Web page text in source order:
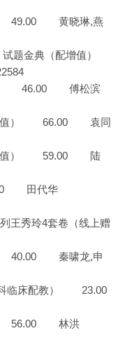
49.00 黄晓琳,燕
试题金典（配增值）
值） 46.00 傅松滨
增值） 66.00 袁同
增值） 59.00 陆
田代华
王秀玲4套卷（线上赠
40.00 秦啸龙,申
科临床配教） 23.00
） 56.00 林洪